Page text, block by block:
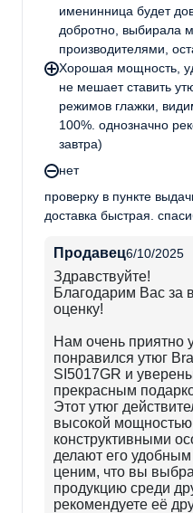
именинница будет
добротно, выбирала
производителями,
Хорошая мощность,
не мешает ставить
режимов глажки,
100%. однозначно
завтра)
нет
проверку в пункте
доставка быстрая.
Продавец6/10/2025
Здравствуйте!
Благодарим Вас за
оценку!
Нам очень приятно
понравился утюг
SI5017GR и
прекрасным
Этот утюг
высокой
конструктивными
делают его
ценим, что вы
продукцию среди
рекомендуете её